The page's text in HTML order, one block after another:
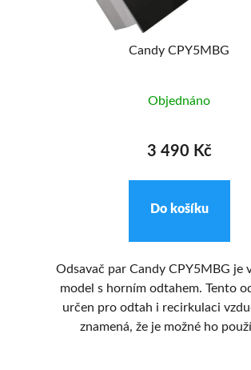
Candy CPY5MBG
Objednáno
3 490 Kč
Do košíku
Odsavač par Candy CPY5MBG je
model s horním odtahem. Tento
určen pro odtah i recirkulaci
znamená, že je možné ho